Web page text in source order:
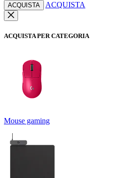
ACQUISTA ACQUISTA
ACQUISTA PER CATEGORIA
Mouse gaming